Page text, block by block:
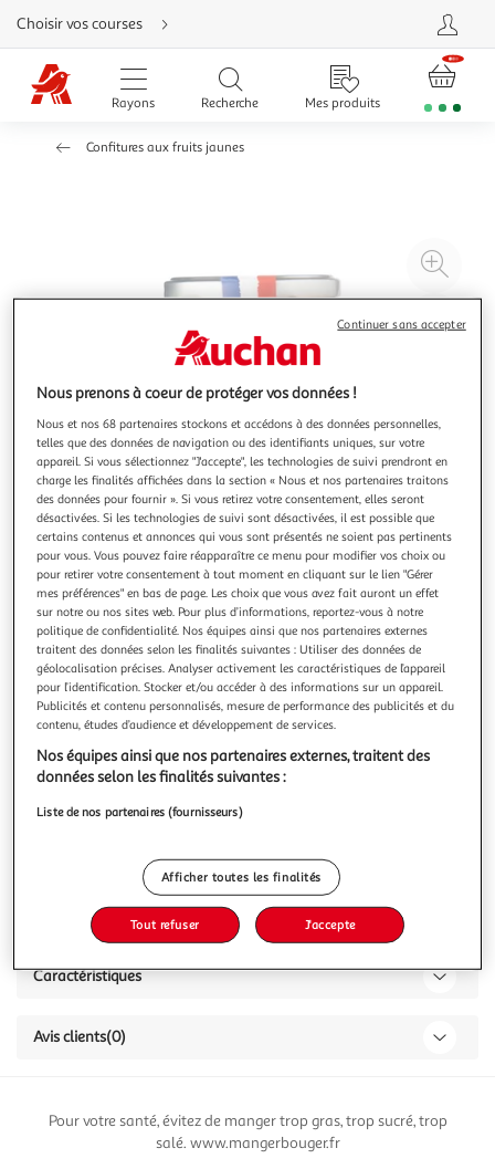
Aller
directement
au
contenu
Aller
directement
Aller
Choisir vos courses
Rayons Recherche Mes produits
Confitures aux fruits jaunes
à
LUCIEN GEORGELIN
Confiture de prune cuite aux pommes et au chaudron
Préparations de fruits cuites au chaudron comme autrefois,
avec un packaging dans l'esprit fait maison. Ces recettes
aux parfums traditionnels regorgent de beaux morceaux de
fruits, comme les recettes faites à la maison.
En savoir +
320g
Vous voulez connaître le prix de ce produit ?
Afficher le prix
Description
Caractéristiques
Avis clients(0)
Pour votre santé, évitez de manger trop gras, trop sucré, trop
salé. www.mangerbouger.fr
Nous prenons à coeur de protéger vos données !
Nous et nos 68 partenaires stockons et accédons à des données personnelles,
telles que des données de navigation ou des identifiants uniques, sur votre
appareil. Si vous sélectionnez "J'accepte", les technologies de suivi prendront en
charge les finalités affichées dans la section « Nous et nos partenaires traitons
des données pour fournir ». Si vous retirez votre consentement, elles seront
désactivées. Si les technologies de suivi sont désactivées, il est possible que
certains contenus et annonces qui vous sont présentés ne soient pas pertinents
pour vous. Vous pouvez faire réapparaître ce menu pour modifier vos choix ou
pour retirer votre consentement à tout moment en cliquant sur le lien "Gérer
mes préférences" en bas de page. Les choix que vous avez fait auront un effet
sur notre ou nos sites web. Pour plus d’informations, reportez-vous à notre
politique de confidentialité. Nos équipes ainsi que nos partenaires externes
traitent des données selon les finalités suivantes : Utiliser des données de
géolocalisation précises. Analyser activement les caractéristiques de l’appareil
pour l’identification. Stocker et/ou accéder à des informations sur un appareil.
Publicités et contenu personnalisés, mesure de performance des publicités et du
contenu, études d’audience et développement de services.
Nos équipes ainsi que nos partenaires externes, traitent des
données selon les finalités suivantes :
Liste de nos partenaires (fournisseurs)
Afficher toutes les finalités
Tout refuser J'accepte
Continuer sans accepter